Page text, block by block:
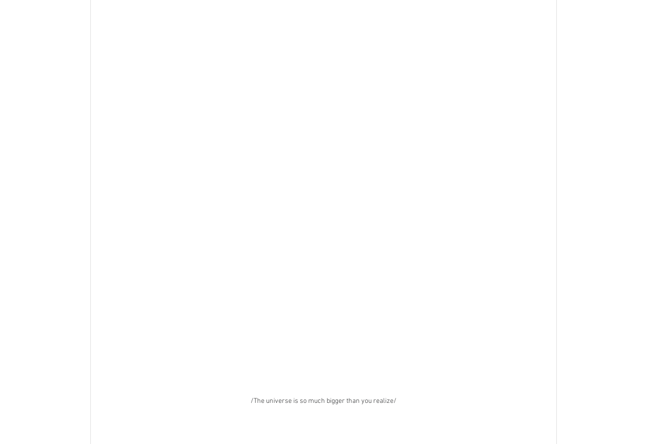
/The universe is so much bigger than you realize/